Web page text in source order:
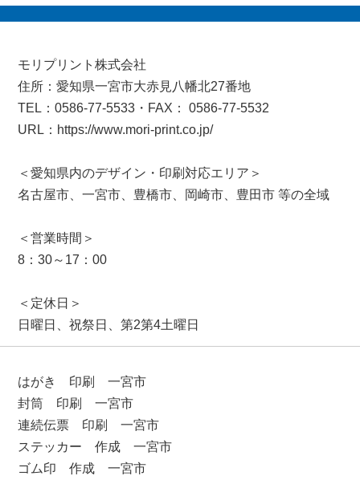
はがき 印刷 一宮市
封筒 印刷 一宮市
連続伝票 印刷 一宮市
ステッカー 作成 一宮市
ゴム印 作成 一宮市
モリプリント株式会社
住所：愛知県一宮市大赤見八幡北27番地
TEL：0586-77-5533・FAX： 0586-77-5532
URL：https://www.mori-print.co.jp/
＜愛知県内のデザイン・印刷対応エリア＞
名古屋市、一宮市、豊橋市、岡崎市、豊田市 等の全域
＜営業時間＞
8：30～17：00
＜定休日＞
日曜日、祝祭日、第2第4土曜日